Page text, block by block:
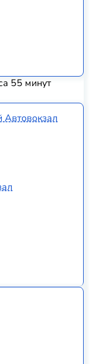
55 минут
Автовокзал